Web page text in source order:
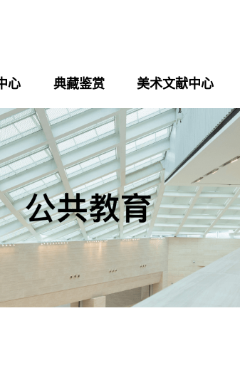
心 典藏鉴赏 美术文献中心